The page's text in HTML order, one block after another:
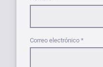
Correo electrónico *